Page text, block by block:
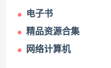
电子书
精品资源合集
网络计算机